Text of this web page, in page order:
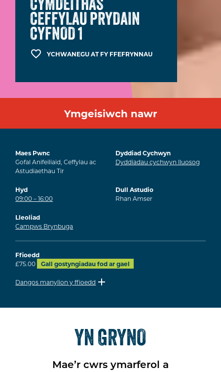
CEFFYLAU PRYDAIN
CYFNOD 1
YCHWANEGU AT FY FFEFRYNNAU
Ymgeisiwch nawr
Maes Pwnc
Gofal Anifeiliaid, Ceffylau ac
Astudiaethau Tir
Dyddiad Cychwyn
Dyddiadau cychwyn lluosog
Hyd
09:00 – 16:00
Dull Astudio
Rhan Amser
Lleoliad
Campws Brynbuga
Ffioedd
£75.00
Gall gostyngiadau fod ar gael
Dangos manylion y ffioedd
YN GRYNO
Mae’r cwrs ymarferol a